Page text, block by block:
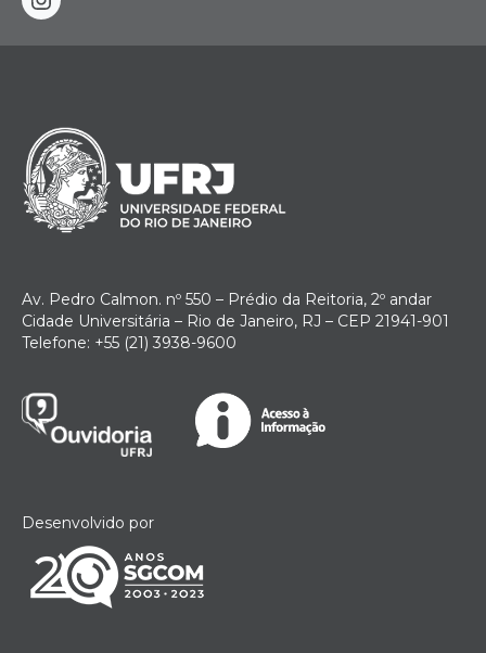
instagram
Av. Pedro Calmon. nº 550 – Prédio da Reitoria, 2º andar
Cidade Universitária – Rio de Janeiro, RJ – CEP 21941-901
Telefone: +55 (21) 3938-9600
Desenvolvido por